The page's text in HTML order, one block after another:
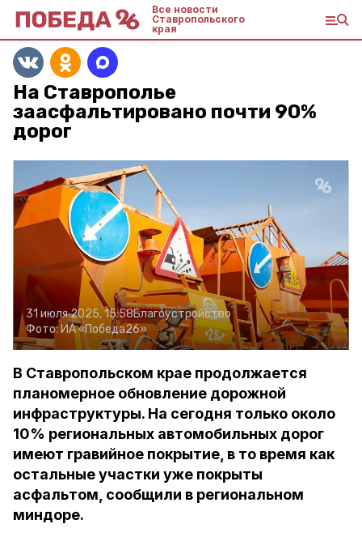
Все новости
Ставропольского
края
На Ставрополье
заасфальтировано почти 90%
дорог
31 июля 2025, 15:58Благоустройство
Фото:ИА «Победа26»
В Ставропольском крае продолжается
планомерное обновление дорожной
инфраструктуры. На сегодня только около
10% региональных автомобильных дорог
имеют гравийное покрытие, в то время как
остальные участки уже покрыты
асфальтом, сообщили в региональном
миндоре.